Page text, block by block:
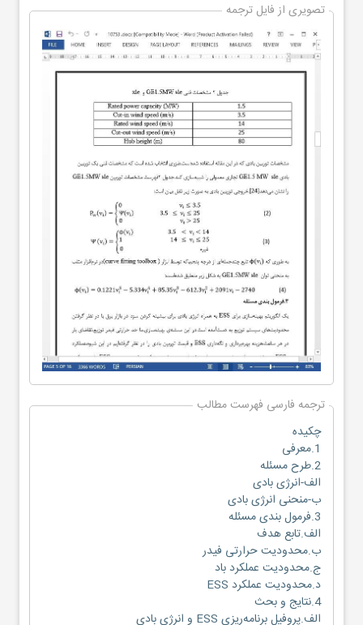
تصویری از فایل ترجمه
ترجمه فارسی فهرست مطالب
چکیده
1.معرفی
2.طرح مسئله
الف-انرژی بادی
ب-منحنی انرژی بادی
3.فرمول بندی مسئله
الف.تابع هدف
ب.محدودیت حرارتی فیدر
ج.محدودیت عملکرد باد
د.محدودیت عملکرد ESS
4.نتایج و بحث
الف.پروفیل برنامه‌ریزی ESS و انرژی بادی